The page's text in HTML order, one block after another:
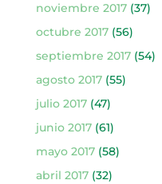
noviembre 2017(37)
octubre 2017(56)
septiembre 2017(54)
agosto 2017(55)
julio 2017(47)
junio 2017(61)
mayo 2017(58)
abril 2017(32)